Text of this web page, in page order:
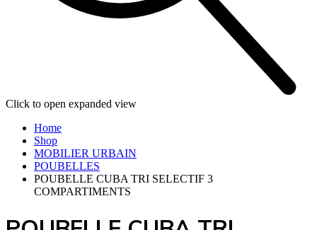
Click to open expanded view
Home
Shop
MOBILIER URBAIN
POUBELLES
POUBELLE CUBA TRI SELECTIF 3
COMPARTIMENTS